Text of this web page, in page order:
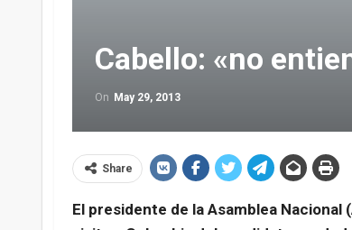
Cabello: «no
On May 29, 2013
Share
El presidente de la Asamblea